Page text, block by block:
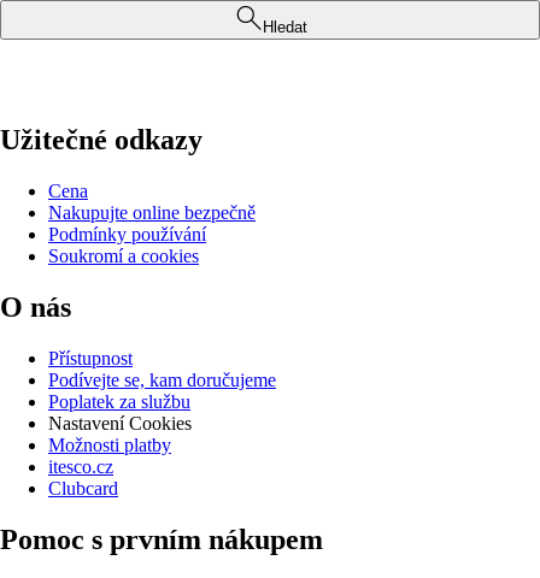
Hledat
Užitečné odkazy
Cena
Nakupujte online bezpečně
Podmínky používání
Soukromí a cookies
O nás
Přístupnost
Podívejte se, kam doručujeme
Poplatek za službu
Nastavení Cookies
Možnosti platby
itesco.cz
Clubcard
Pomoc s prvním nákupem